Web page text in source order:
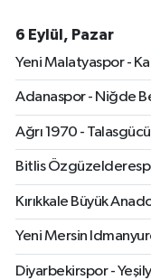
6 Eylül, Pazar
Yeni Malatyaspor -
Adanaspor - Niğde
Ağrı 1970 -
Bitlis
Kırıkkale Büyük
Yeni Mersin
Diyarbekirspor -